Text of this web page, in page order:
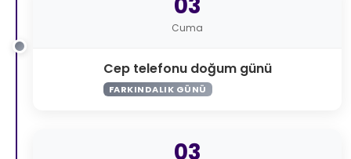
Cuma
Cep telefonu doğum günü
FARKINDALIK GÜNÜ
03